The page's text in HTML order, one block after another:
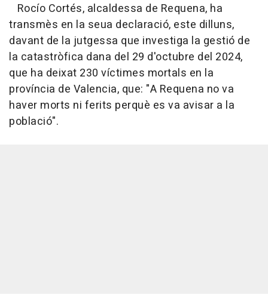
Rocío Cortés, alcaldessa de Requena, ha
transmès en la seua declaració, este dilluns,
davant de la jutgessa que investiga la gestió de
la catastròfica dana del 29 d'octubre del 2024,
que ha deixat 230 víctimes mortals en la
província de Valencia, que: "A Requena no va
haver morts ni ferits perquè es va avisar a la
població".